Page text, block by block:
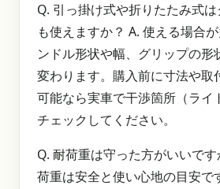
Q. 引っ掛け式や折りたたみ式
も使えますか？ A. 使える場合
ンドル形状や幅、グリップの形
変わります。購入前に寸法や取
可能なら実車で干渉箇所（ライ
チェックしてください。
Q. 耐荷重は守った方がいいで
荷重は安全と使い心地の目安で